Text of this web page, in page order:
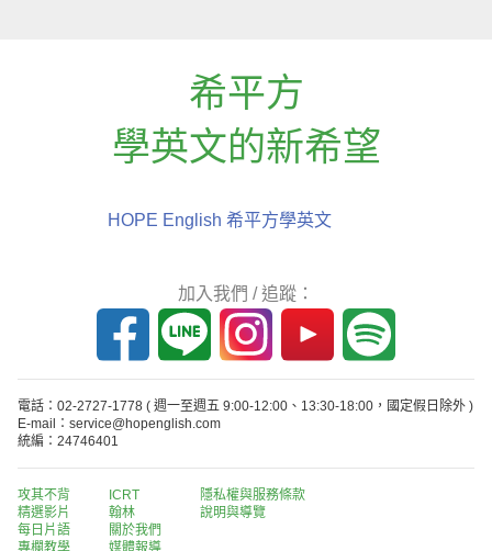
希平方
學英文的新希望
HOPE English 希平方學英文
加入我們 / 追蹤：
電話：02-2727-1778 ( 週一至週五 9:00-12:00、13:30-18:00，國定假日除外 )
E-mail：service@hopenglish.com
統編：24746401
攻其不背
精選影片
每日片語
專欄教學
ICRT
翰林
關於我們
媒體報導
隱私權與服務條款
說明與導覽